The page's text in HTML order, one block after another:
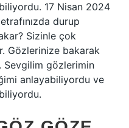
17 Nisan 2024
durup
Sizinle çok
Gözlerinize bakarak
Sevgilim gözlerimin
anlayabiliyordu ve